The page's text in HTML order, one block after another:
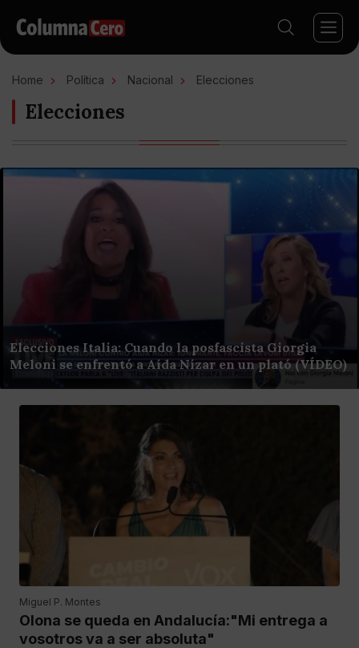
Home Política Nacional Elecciones
Elecciones
Elecciones Italia: Cuando la posfascista Giorgia
Meloni se enfrentó a Aída Nízar en un plató (VÍDEO)
Miguel P. Montes
Olona se queda en Andalucía:"Mi entrega a
vosotros va a ser absoluta"